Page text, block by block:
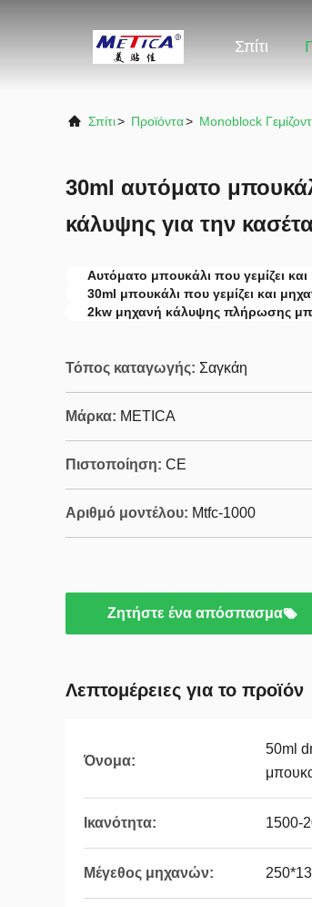
Σπίτι
Σπίτι> Προϊόντα> Monoblock
30ml αυτόματο
κάλυψης για την
Αυτόματο μπουκάλι που γεμίζει
30ml μπουκάλι που γεμίζει και
2kw μηχανή κάλυψης πλήρωσης
Τόπος καταγωγής: Σαγκάη
Μάρκα: METICA
Πιστοποίηση: CE
Αριθμό μοντέλου: Mtfc-1000
Ζητήστε ένα απόσπασμα
Λεπτομέρειες για το προϊόν
Όνομα:
50ml
Ικανότητα: 1500-
Μέγεθος μηχανών: